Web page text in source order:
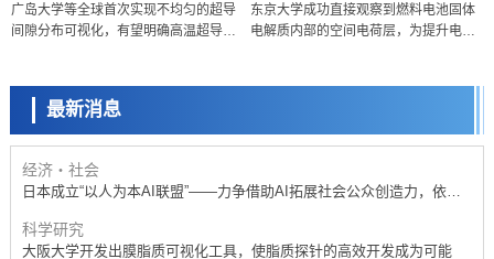
广岛大学等全球首次实现不均匀的超导
间隙分布可视化，有望明确高温超导机
东京大学成功直接观察到燃料电池固体
电解质内部的空间电荷层，为提升电池
最新消息
京都大学高效生成光的构成单元“光子”，可应用于量子计算机
经济・社会
日本成立“以人为本AI联盟”——力争借助AI拓展社会公众创造力，依托
产学合作推进研发
科学研究
大阪大学开发出膜脂质可视化工具，使脂质探针的高效开发成为可能
科学研究
立教大学在试管内构建长链人工基因组DNA自我复制系统，有望实现携